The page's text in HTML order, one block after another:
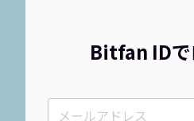
Bitfan IDで